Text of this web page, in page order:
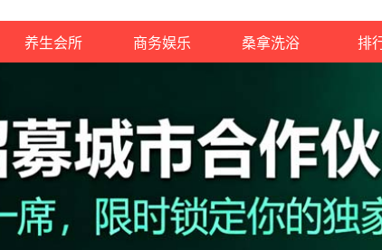
养生会所 商务娱乐 桑拿洗浴 排